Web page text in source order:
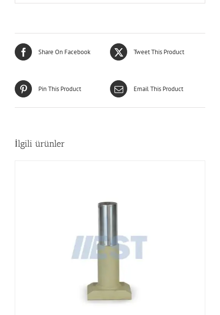
Share On Facebook Tweet This Product
Pin This Product Email This Product
İlgili ürünler